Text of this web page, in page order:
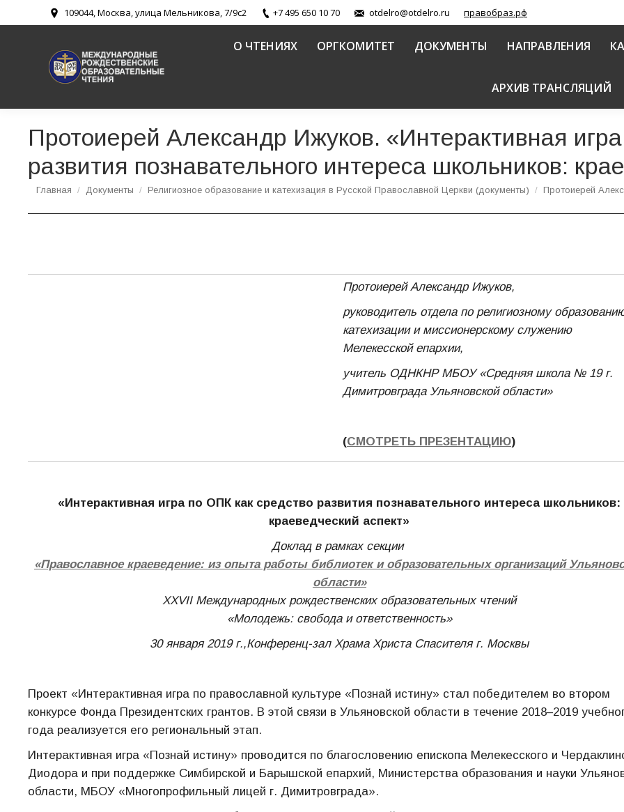
109044, Москва, улица Мельникова, 7/9с2 +7 495 650 10 70 otdelro@otdelro.ru правобраз.рф
О ЧТЕНИЯХ ОРГКОМИТЕТ ДОКУМЕНТЫ НАПРАВЛЕНИЯ
АРХИВ ТРАНСЛЯЦИЙ
Протоиерей Александр Ижуков. «Интерактивная
развития познавательного интереса школьников:
Вы здесь:
Главная Документы Религиозное образование и катехизация в Русской Православной Церкви (документы) Протоиерей
Протоиерей Александр Ижуков,
руководитель отдела по религиозному
катехизации и миссионерскому служению
Мелекесской епархии,
учитель ОДНКНР МБОУ «Средняя школа № 19 г.
Димитровграда Ульяновской области»
(СМОТРЕТЬ ПРЕЗЕНТАЦИЮ)
«Интерактивная игра по ОПК как средство развития познавательного интереса школьников:
краеведческий аспект»
Доклад в рамках секции
«Православное краеведение: из опыта работы библиотек и образовательных организаций
области»
XXVII Международных рождественских образовательных чтений
«Молодежь: свобода и ответственность»
30 января 2019 г.,Конференц-зал Храма Христа Спасителя г. Москвы
Проект «Интерактивная игра по православной культуре «Познай истину» стал победителем во втором
конкурсе Фонда Президентских грантов. В этой связи в Ульяновской области в течение 2018–2019
года реализуется его региональный этап.
Интерактивная игра «Познай истину» проводится по благословению епископа Мелекесского и
Диодора и при поддержке Симбирской и Барышской епархий, Министерства образования и науки
области, МБОУ «Многопрофильный лицей г. Димитровграда».